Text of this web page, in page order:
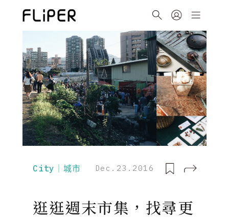
City｜城市 Dec.23.2016
逛逛週末市集，找尋更